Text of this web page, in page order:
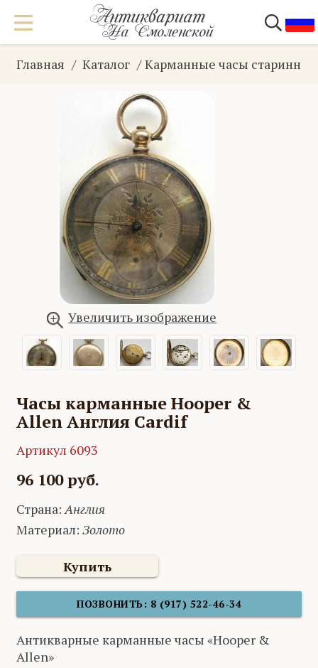
Главная Каталог Карманные часы старинные
Увеличить изображение
Часы карманные Hooper &
Allen Англия Cardif
Артикул 6093
96 100 руб.
Страна:Англия
Материал:Золото
Купить
ПОЗВОНИТЬ: 8 (917) 522-46-34
Антикварные карманные часы «Hooper &
Allen»